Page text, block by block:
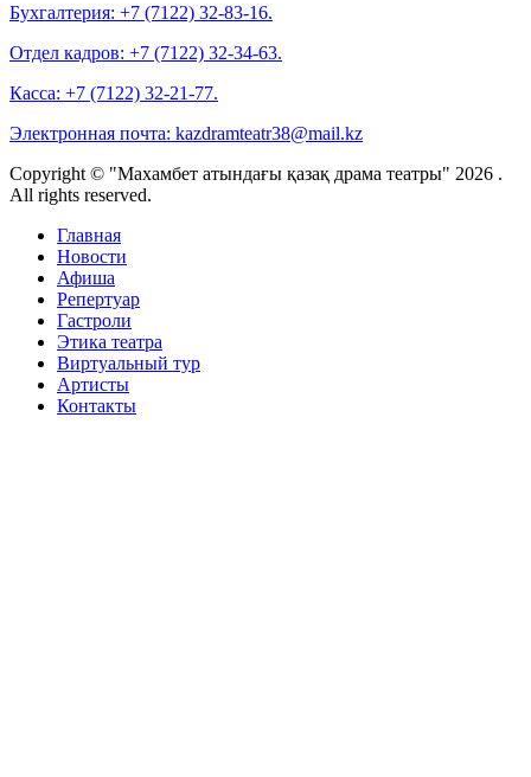
Бухгалтерия: +7 (7122) 32-83-16.
Отдел кадров: +7 (7122) 32-34-63.
Касса: +7 (7122) 32-21-77.
Электронная почта: kazdramteatr38@mail.kz
Copyright © "Махамбет атындағы қазақ драма театры" 2026 .
All rights reserved.
Главная
Новости
Афиша
Репертуар
Гастроли
Этика театра
Виртуальный тур
Артисты
Контакты